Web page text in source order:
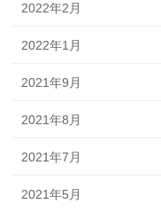
2022年2月
2022年1月
2021年9月
2021年8月
2021年7月
2021年5月